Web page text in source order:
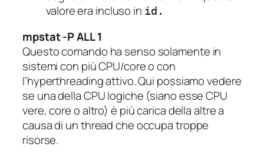
valore era incluso in id.
mpstat -P ALL 1
Questo comando ha senso solamente in
sistemi con più CPU/core o con
l’hyperthreading attivo. Qui possiamo vedere
se una della CPU logiche (siano esse CPU
vere, core o altro) è più carica della altre a
causa di un thread che occupa troppe
risorse.